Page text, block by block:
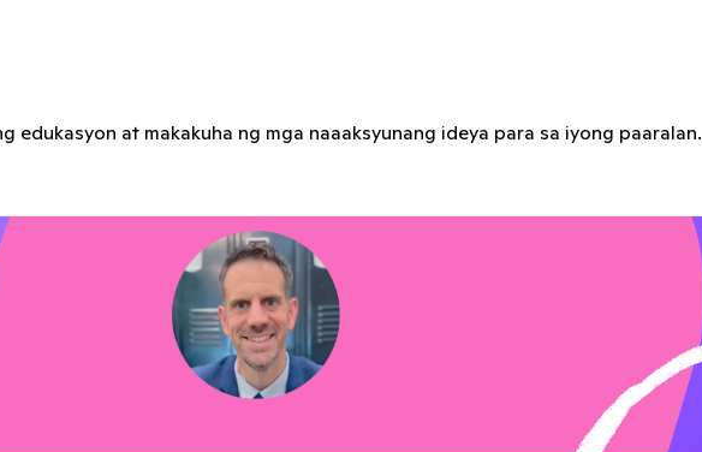
edukasyon at makakuha ng mga naaaksyunang ideya para sa iyong paaralan.